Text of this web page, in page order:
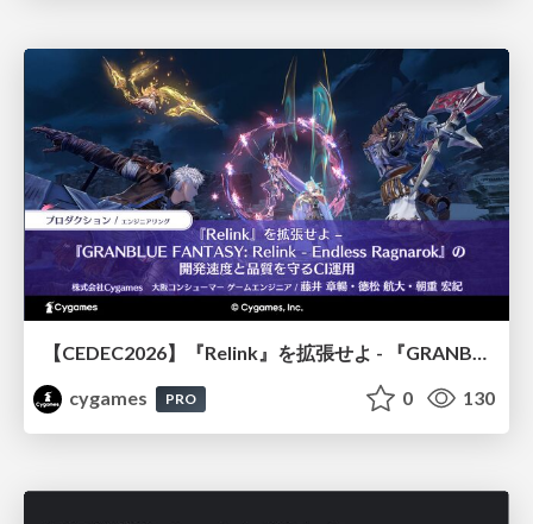
【CEDEC2026】『Relink』を拡張せよ - 『GRANBLUE FANTASY: Relink - Endless Ragnarok』の開発速度と品質を守るCI運用
cygames
PRO 0 130